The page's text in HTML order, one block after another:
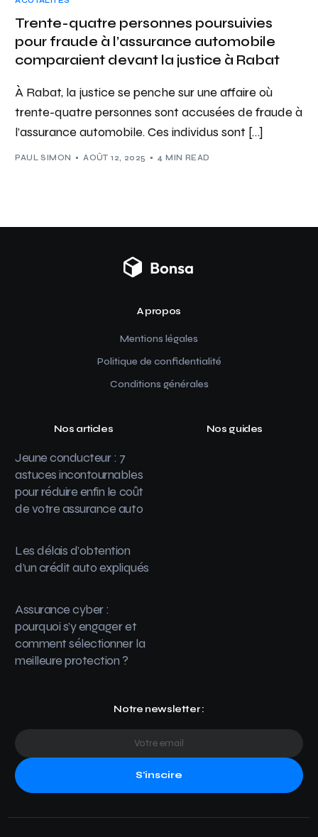
Trente-quatre personnes poursuivies
pour fraude à l’assurance automobile
comparaient devant la justice à Rabat
À Rabat, la justice se penche sur une affaire où
trente-quatre personnes sont accusées de fraude à
l’assurance automobile. Ces individus sont […]
PAUL SIMON AOÛT 12, 2025 4 MIN READ
A propos
Mentions légales
Politique de confidentialité
Conditions générales
Nos articles
Jeune conducteur : 7
astuces incontournables
pour réduire enfin le coût
de votre assurance auto
Les délais d’obtention
d’un crédit auto expliqués
Assurance cyber :
pourquoi s’y engager et
comment sélectionner la
meilleure protection ?
Nos guides
Notre newsletter :
S'inscire